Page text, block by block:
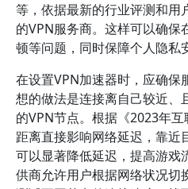
等，依据最新的行业评测和用
的VPN服务商。这样可以确
顿等问题，同时保障个人隐私
在设置VPN加速器时，应确保
想的做法是连接离自己较近、
的VPN节点。根据《2023年
距离直接影响网络延迟，靠近
可以显著降低延迟，提高游戏
供商允许用户根据网络状况切